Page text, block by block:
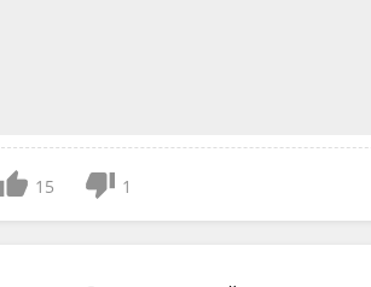
15 1